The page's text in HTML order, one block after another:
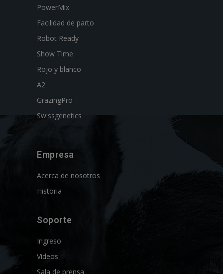
PowerMix
Facilidad de parto
Robot Ready
Show Time
Rojo y blanco
A2
GrazingPro
Swissgenetics
Empresa
Acerca de nosotros
Historia
Soporte
Ingreso
Videos
Sala de prensa